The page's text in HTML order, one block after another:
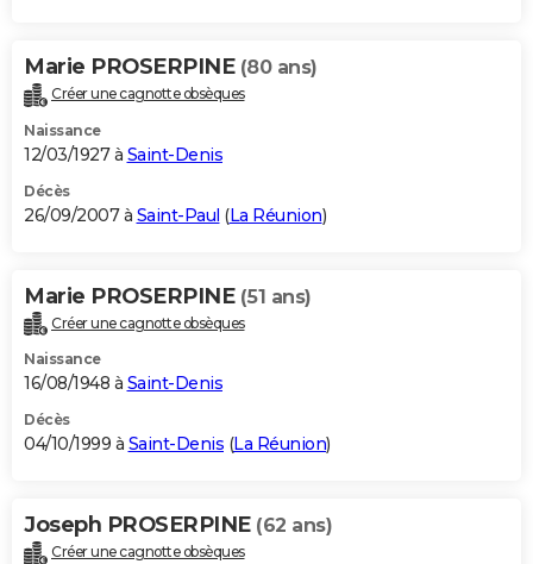
Marie PROSERPINE (80 ans)
Créer une cagnotte obsèques
Naissance
12/03/1927 à Saint-Denis
Décès
26/09/2007 à Saint-Paul (La Réunion)
Marie PROSERPINE (51 ans)
Créer une cagnotte obsèques
Naissance
16/08/1948 à Saint-Denis
Décès
04/10/1999 à Saint-Denis (La Réunion)
Joseph PROSERPINE (62 ans)
Créer une cagnotte obsèques